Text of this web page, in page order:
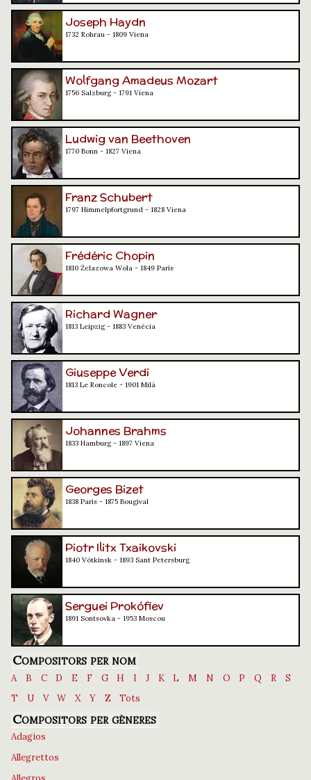
Joseph Haydn
1732 Rohrau - 1809 Viena
Wolfgang Amadeus Mozart
1756 Salzburg - 1791 Viena
Ludwig van Beethoven
1770 Bonn - 1827 Viena
Franz Schubert
1797 Himmelpfortgrund - 1828 Viena
Frédéric Chopin
1810 Żelazowa Wola - 1849 París
Richard Wagner
1813 Leipzig - 1883 Venècia
Giuseppe Verdi
1813 Le Roncole - 1901 Milà
Johannes Brahms
1833 Hamburg - 1897 Viena
Georges Bizet
1838 París - 1875 Bougival
Piotr Ilitx Txaikovski
1840 Vótkinsk - 1893 Sant Petersburg
Serguei Prokófiev
1891 Sontsovka - 1953 Moscou
Compositors per nom
A B C D E F G H I J K L M N O P Q R
S
T
U V W X Y Z Tots
Compositors per gèneres
Adagios
Allegrettos